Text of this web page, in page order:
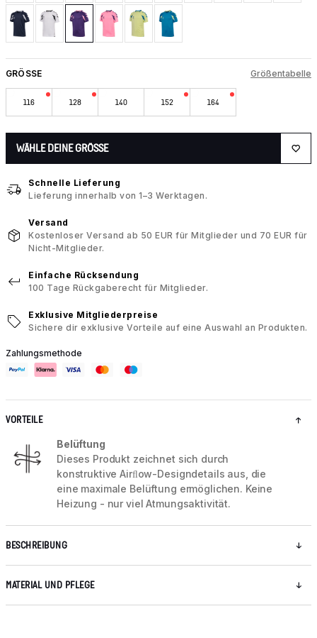
GRÖSSE Größentabelle
116 128 140 152 164
WÄHLE DEINE GRÖSSE
Schnelle Lieferung
Lieferung innerhalb von 1–3 Werktagen.
Versand
Kostenloser Versand ab 50 EUR für Mitglieder und 70 EUR für
Nicht-Mitglieder.
Einfache Rücksendung
100 Tage Rückgaberecht für Mitglieder.
Exklusive Mitgliederpreise
Sichere dir exklusive Vorteile auf eine Auswahl an Produkten.
Zahlungsmethode
VORTEILE
Belüftung
Dieses Produkt zeichnet sich durch
konstruktive Airﬂow-Designdetails aus, die
eine maximale Belüftung ermöglichen. Keine
Heizung - nur viel Atmungsaktivität.
BESCHREIBUNG
MATERIAL UND PFLEGE